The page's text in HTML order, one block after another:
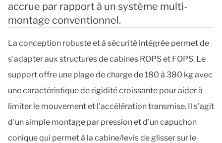
accrue par rapport à un système multi-
montage conventionnel.
La conception robuste et à sécurité intégrée permet de
s'adapter aux structures de cabines ROPS et FOPS. Le
support offre une plage de charge de 180 à 380 kg avec
une caractéristique de rigidité croissante pour aider à
limiter le mouvement et l'accélération transmise. Il s'agit
d'un simple montage par pression et d'un capuchon
conique qui permet à la cabine/levis de glisser sur le